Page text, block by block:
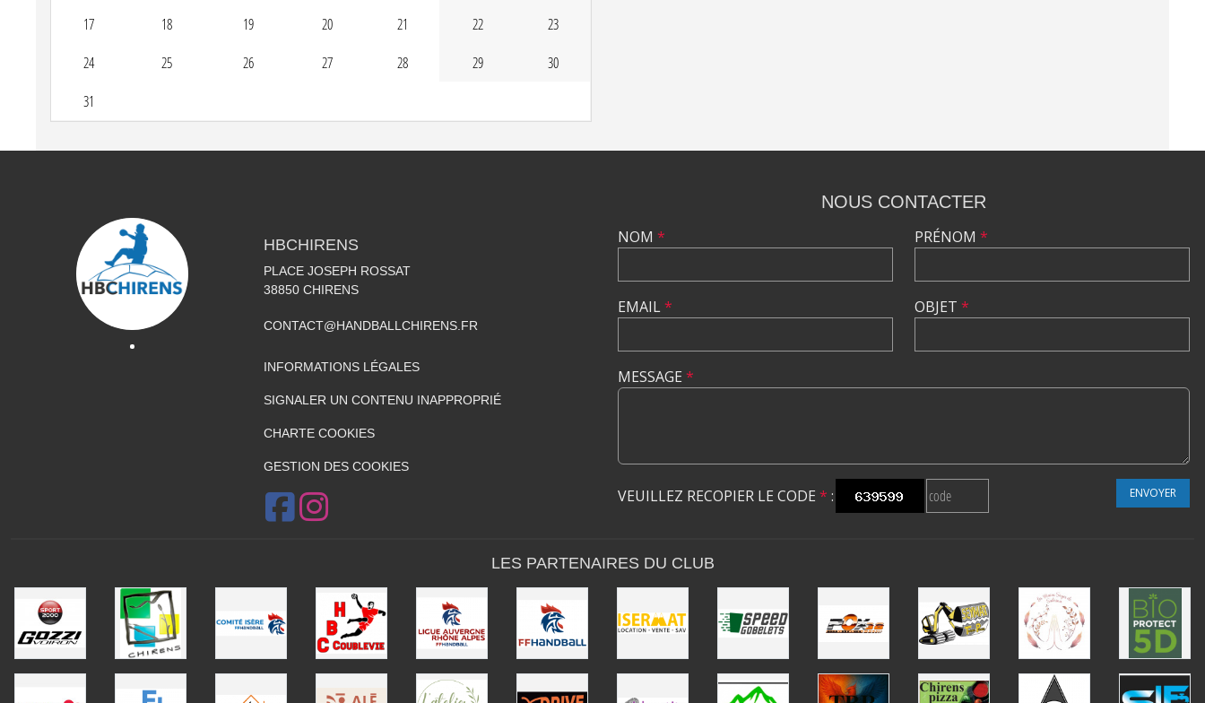
17 18 19 20 21 22 23
24 25 26 27 28 29 30
31
HBCHIRENS
PLACE JOSEPH ROSSAT
38850 CHIRENS
CONTACT@HANDBALLCHIRENS.FR
INFORMATIONS LÉGALES
SIGNALER UN CONTENU INAPPROPRIÉ
CHARTE COOKIES
GESTION DES COOKIES
NOUS CONTACTER
NOM *
EMAIL*
PRÉNOM *
OBJET *
MESSAGE *
VEUILLEZ RECOPIER LE CODE * : ENVOYER
LES PARTENAIRES DU CLUB